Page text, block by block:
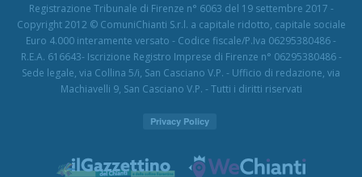
Registrazione Tribunale di Firenze n° 6063 del 19 settembre 2017 -
Copyright 2012 © ComuniChianti S.r.l. a capitale ridotto, capitale sociale
Euro 4.000 interamente versato - Codice fiscale/P.Iva 06295380486 -
R.E.A. 616643- Iscrizione Registro Imprese di Firenze n° 06295380486 -
Sede legale, via Collina 5/i, San Casciano V.P. - Ufficio di redazione, via
Machiavelli 9, San Casciano V.P. - Tutti i diritti riservati